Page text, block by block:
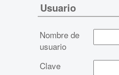
Usuario
Nombre de
usuario
Clave